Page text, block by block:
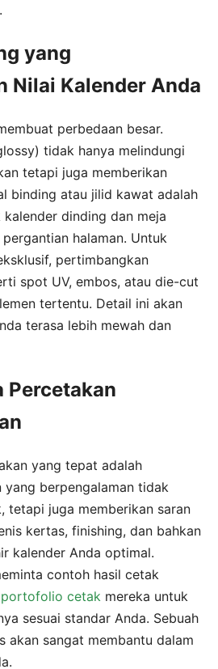
yang
Nilai Kalender Anda
perbedaan besar.
tidak hanya melindungi
tetapi juga memberikan
binding atau jilid kawat adalah
dinding dan meja
halaman. Untuk
pertimbangkan
spot UV, embos, atau die-cut
tertentu. Detail ini akan
terasa lebih mewah dan
Percetakan
yang tepat adalah
yang berpengalaman tidak
tetapi juga memberikan saran
kertas, finishing, dan bahkan
kalender Anda optimal.
contoh hasil cetak
portofolio cetak mereka untuk
sesuai standar Anda. Sebuah
akan sangat membantu dalam